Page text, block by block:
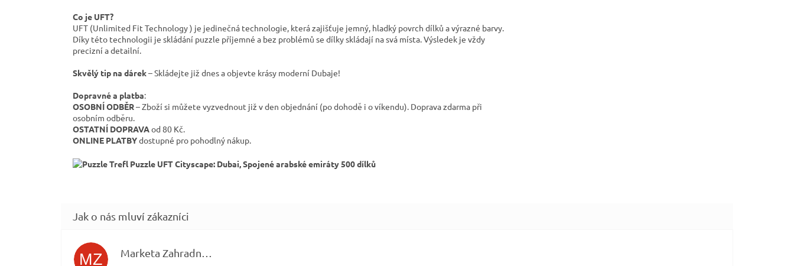
Co je UFT?
UFT (Unlimited Fit Technology ) je jedinečná technologie, která zajišťuje jemný, hladký povrch dílků a výrazné barvy.
Díky této technologii je skládání puzzle příjemné a bez problémů se dílky skládají na svá místa. Výsledek je vždy
precizní a detailní.
Skvělý tip na dárek– Skládejte již dnes a objevte krásy moderní Dubaje!
Dopravné a platba:
OSOBNÍ ODBĚR– Zboží si můžete vyzvednout již v den objednání (po dohodě i o víkendu). Doprava zdarma při
osobním odběru.
OSTATNÍ DOPRAVAod 80 Kč.
ONLINE PLATBYdostupné pro pohodlný nákup.
MZ